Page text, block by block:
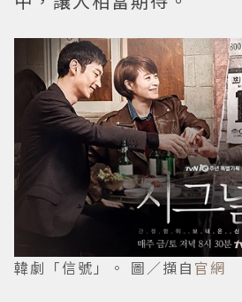
韓劇「信號」。 圖／擷自 官網